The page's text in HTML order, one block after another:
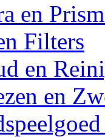
en
Filters
en
en